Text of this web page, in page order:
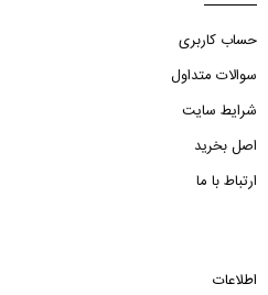
حساب کاربری
سوالات متداول
شرایط سایت
اصل بخرید
ارتباط با ما
اطلاعات